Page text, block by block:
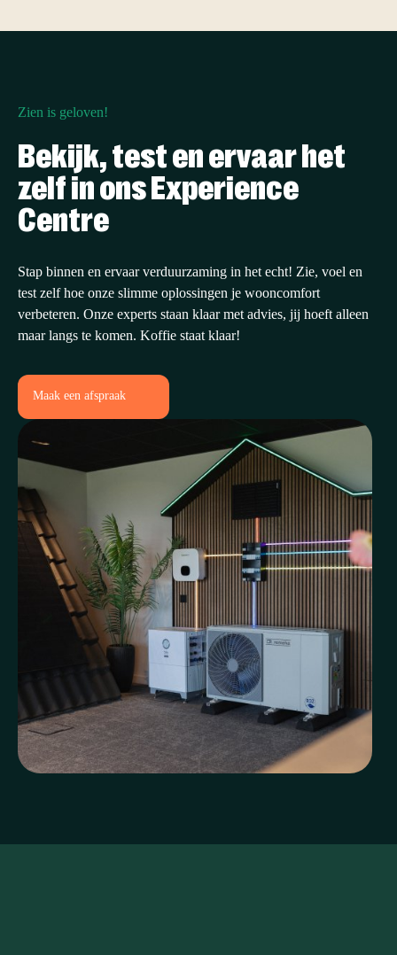
Zien is geloven!
Bekijk, test en ervaar het
zelf in ons Experience
Centre
Stap binnen en ervaar verduurzaming in het echt! Zie, voel en
test zelf hoe onze slimme oplossingen je wooncomfort
verbeteren. Onze experts staan klaar met advies, jij hoeft alleen
maar langs te komen. Koffie staat klaar!
Maak een afspraak